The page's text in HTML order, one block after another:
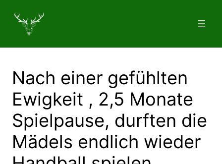
Inhalt
springen
Nach einer gefühlten
Ewigkeit , 2,5 Monate
Spielpause, durften die
Mädels endlich wieder